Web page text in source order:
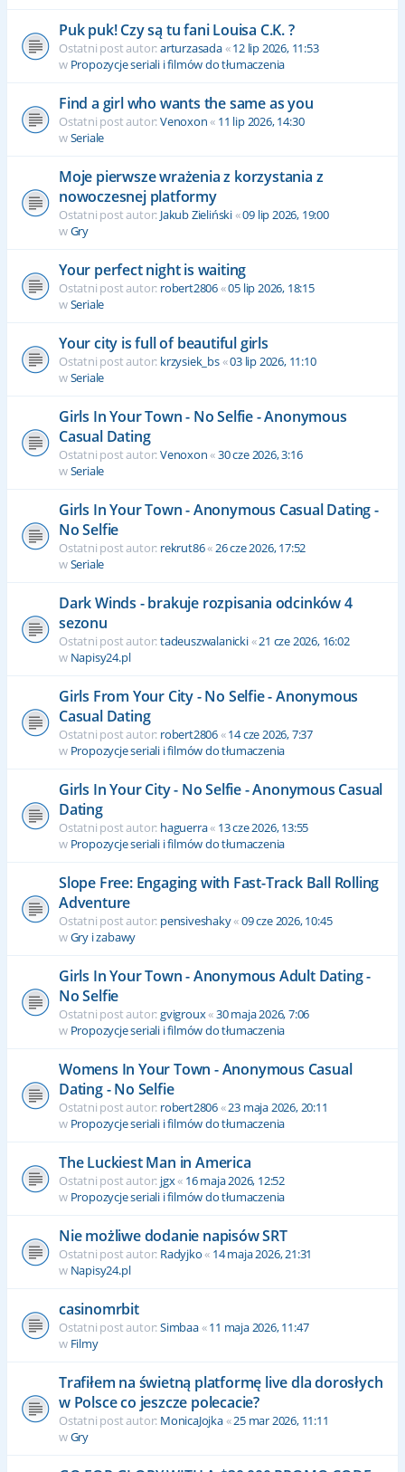
Puk puk! Czy są tu fani Louisa C.K. ?
Ostatni post autor:arturzasada«12 lip 2026, 11:53
w Propozycje seriali i filmów do tłumaczenia
Find a girl who wants the same as you
Ostatni post autor:Venoxon« 11 lip 2026, 14:30
wSeriale
Moje pierwsze wrażenia z korzystania z
nowoczesnej platformy
Ostatni post autor: Jakub Zieliński«09 lip 2026, 19:00
wGry
Your perfect night is waiting
Ostatni post autor: robert2806«05 lip 2026, 18:15
wSeriale
Your city is full of beautiful girls
Ostatni post autor: krzysiek_bs«03 lip 2026, 11:10
wSeriale
Girls In Your Town - No Selfie - Anonymous
Casual Dating
Ostatni post autor:Venoxon«30 cze 2026, 3:16
wSeriale
Girls In Your Town - Anonymous Casual Dating -
No Selfie
Ostatni post autor: rekrut86« 26 cze 2026, 17:52
wSeriale
Dark Winds - brakuje rozpisania odcinków 4
sezonu
Ostatni post autor:tadeuszwalanicki«21 cze 2026, 16:02
w Napisy24.pl
Girls From Your City - No Selfie - Anonymous
Casual Dating
Ostatni post autor: robert2806«14 cze 2026, 7:37
w Propozycje seriali i filmów do tłumaczenia
Girls In Your City - No Selfie - Anonymous Casual
Dating
Ostatni post autor: haguerra« 13 cze 2026, 13:55
w Propozycje seriali i filmów do tłumaczenia
Slope Free: Engaging with Fast-Track Ball Rolling
Adventure
Ostatni post autor: pensiveshaky«09 cze 2026, 10:45
wGry i zabawy
Girls In Your Town - Anonymous Adult Dating -
No Selfie
Ostatni post autor:gvigroux«30 maja 2026, 7:06
w Propozycje seriali i filmów do tłumaczenia
Womens In Your Town - Anonymous Casual
Dating - No Selfie
Ostatni post autor: robert2806«23 maja 2026, 20:11
w Propozycje seriali i filmów do tłumaczenia
The Luckiest Man in America
Ostatni post autor: jgx« 16 maja 2026, 12:52
w Propozycje seriali i filmów do tłumaczenia
Nie możliwe dodanie napisów SRT
Ostatni post autor: Radyjko« 14 maja 2026, 21:31
w Napisy24.pl
casinomrbit
Ostatni post autor:Simbaa«11 maja 2026, 11:47
w Filmy
Trafiłem na świetną platformę live dla dorosłych
w Polsce co jeszcze polecacie?
Ostatni post autor: MonicaJojka«25 mar 2026, 11:11
wGry